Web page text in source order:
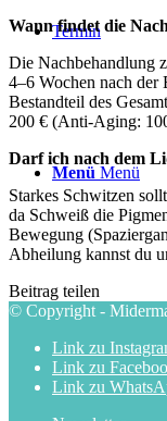
Termin
Menü Menü
Wann findet die
Die Nachbehandlung
4–6 Wochen nach der
Bestandteil des
200 € (Anti-Aging:
Darf ich nach dem
Starkes Schwitzen
da Schweiß die
Bewegung
Abheilung kannst du
Beitrag teilen
© Copyright -
Link zu
Link zu
Link zu